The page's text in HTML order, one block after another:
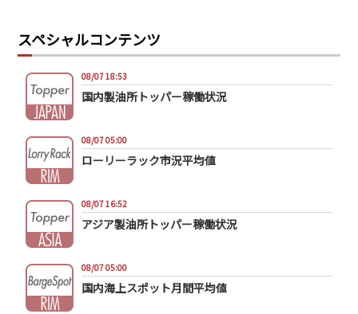
スペシャルコンテンツ
08/07 18:53
国内製油所トッパー稼働状況
08/07 05:00
ローリーラック市況平均値
08/07 16:52
アジア製油所トッパー稼働状況
08/07 05:00
国内海上スポット月間平均値